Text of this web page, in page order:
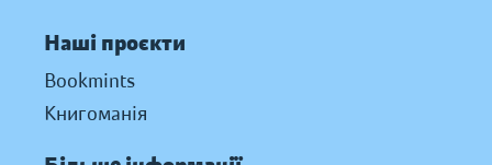
Наші проєкти
Bookmints
Книгоманія